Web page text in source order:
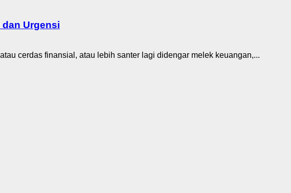
Urgensi
cerdas finansial, atau lebih santer lagi didengar melek keuangan,...